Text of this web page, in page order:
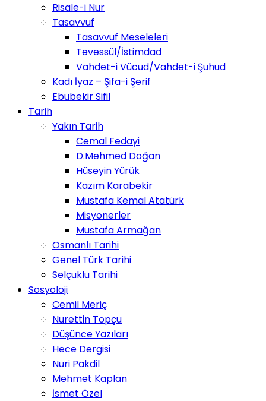
Risale-i Nur
Tasavvuf
Tasavvuf Meseleleri
Tevessül/İstimdad
Vahdet-i Vücud/Vahdet-i Şuhud
Kadı İyaz – Şifa-i Şerif
Ebubekir Sifil
Tarih
Yakın Tarih
Cemal Fedayi
D.Mehmed Doğan
Hüseyin Yürük
Kazım Karabekir
Mustafa Kemal Atatürk
Misyonerler
Mustafa Armağan
Osmanlı Tarihi
Genel Türk Tarihi
Selçuklu Tarihi
Sosyoloji
Cemil Meriç
Nurettin Topçu
Düşünce Yazıları
Hece Dergisi
Nuri Pakdil
Mehmet Kaplan
İsmet Özel